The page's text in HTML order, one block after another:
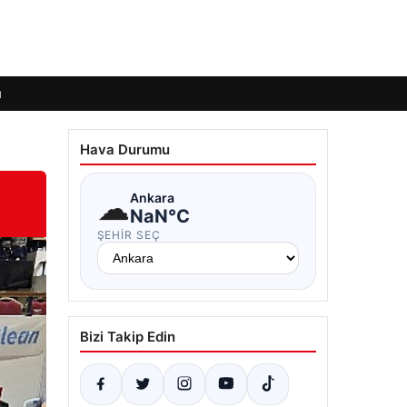
Hava Durumu
☁Ankara
NaN°C
ŞEHIR SEÇ
Bizi Takip Edin